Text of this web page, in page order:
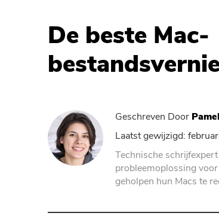
Video
PDF-
De beste Mac-
Geschreven Door
Laatst gewijzigd:
Technische
probleemoplossing
geholpen hun Macs te